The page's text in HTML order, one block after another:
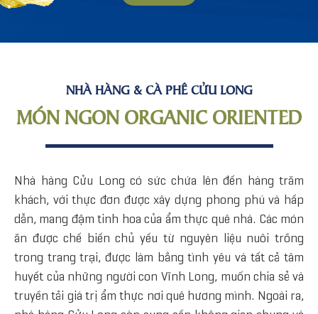
NHÀ HÀNG & CÀ PHÊ CỬU LONG
MÓN NGON ORGANIC ORIENTED
Nhà hàng Cửu Long có sức chứa lên đến hàng trăm
khách, với thực đơn được xây dựng phong phú và hấp
dẫn, mang đậm tinh hoa của ẩm thực quê nhà. Các món
ăn được chế biến chủ yếu từ nguyên liệu nuôi trồng
trong trang trại, được làm bằng tình yêu và tất cả tâm
huyết của những người con Vĩnh Long, muốn chia sẻ và
truyền tải giá trị ẩm thực nơi quê hương mình. Ngoài ra,